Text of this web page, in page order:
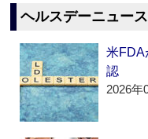
ヘルスデーニュー
米FDA
認
2026年